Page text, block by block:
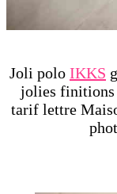
Joli polo IKKS
jolies finitions
tarif lettre